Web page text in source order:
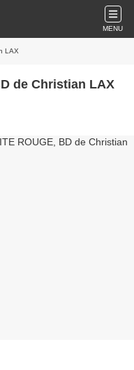
MENU
LAX
de Christian LAX